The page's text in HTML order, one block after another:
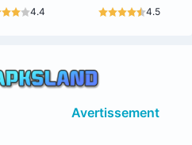
4.4 4.5
Avertissement